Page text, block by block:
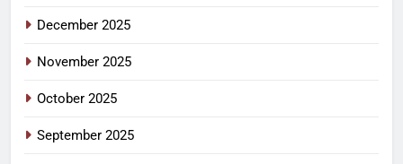
December 2025
November 2025
October 2025
September 2025